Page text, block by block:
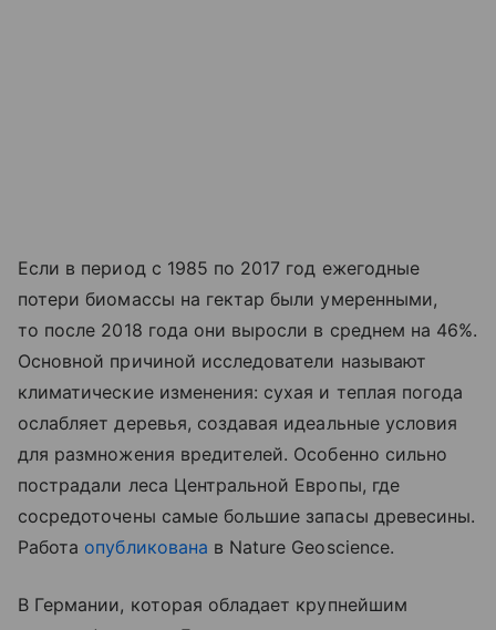
Если в период с 1985 по 2017 год ежегодные
потери биомассы на гектар были умеренными,
то после 2018 года они выросли в среднем на 46%.
Основной причиной исследователи называют
климатические изменения: сухая и теплая погода
ослабляет деревья, создавая идеальные условия
для размножения вредителей. Особенно сильно
пострадали леса Центральной Европы, где
сосредоточены самые большие запасы древесины.
Работа опубликована в Nature Geoscience.
В Германии, которая обладает крупнейшим